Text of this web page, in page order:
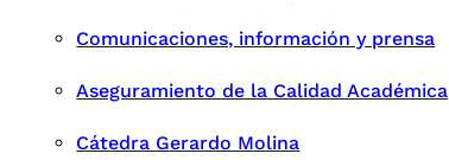
Comunicaciones, información y prensa
Aseguramiento de la Calidad Académica
Cátedra Gerardo Molina